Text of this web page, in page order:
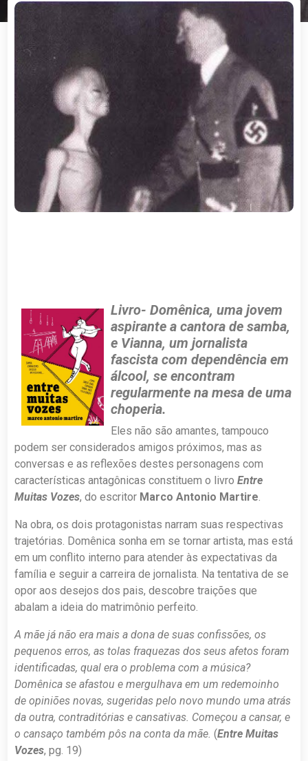
Livro- Domênica, uma jovem
aspirante a cantora de samba,
e Vianna, um jornalista
fascista com dependência em
álcool, se encontram
regularmente na mesa de uma
choperia.
Eles não são amantes, tampouco
podem ser considerados amigos próximos, mas as
conversas e as reflexões destes personagens com
características antagônicas constituem o livroEntre
Muitas Vozes, do escritor Marco Antonio Martire.
Na obra, os dois protagonistas narram suas respectivas
trajetórias. Domênica sonha em se tornar artista, mas está
em um conflito interno para atender às expectativas da
família e seguir a carreira de jornalista. Na tentativa de se
opor aos desejos dos pais, descobre traições que
abalam a ideia do matrimônio perfeito.
A mãe já não era mais a dona de suas confissões, os
pequenos erros, as tolas fraquezas dos seus afetos foram
identificadas, qual era o problema com a música?
Domênica se afastou e mergulhava em um redemoinho
de opiniões novas, sugeridas pelo novo mundo uma atrás
da outra, contraditórias e cansativas. Começou a cansar, e
o cansaço também pôs na conta da mãe.(Entre Muitas
Vozes, pg. 19)